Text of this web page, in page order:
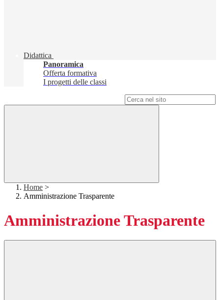
Didattica
Panoramica
Offerta formativa
I progetti delle classi
Home >
Amministrazione Trasparente
Amministrazione Trasparente